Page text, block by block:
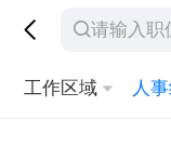
工作区域